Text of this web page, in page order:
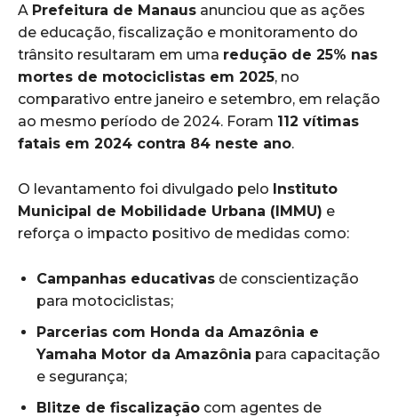
A Prefeitura de Manaus anunciou que as ações
de educação, fiscalização e monitoramento do
trânsito resultaram em uma redução de 25% nas
mortes de motociclistas em 2025, no
comparativo entre janeiro e setembro, em relação
ao mesmo período de 2024. Foram 112 vítimas
fatais em 2024 contra 84 neste ano.
O levantamento foi divulgado pelo Instituto
Municipal de Mobilidade Urbana (IMMU) e
reforça o impacto positivo de medidas como:
Campanhas educativas de conscientização
para motociclistas;
Parcerias com Honda da Amazônia e
Yamaha Motor da Amazônia para capacitação
e segurança;
Blitze de fiscalização com agentes de